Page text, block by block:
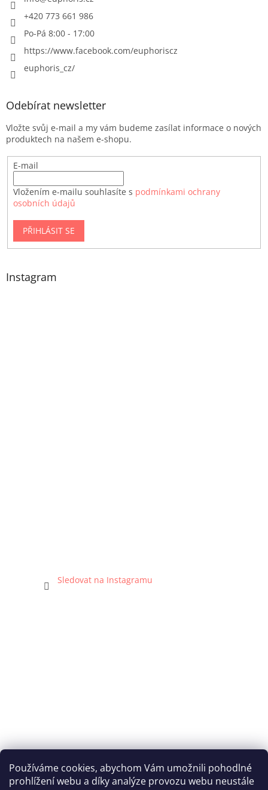
Používáme cookies, abychom Vám umožnili pohodlné
prohlížení webu a díky analýze provozu webu neustále
+420 773 661 986
Po-Pá 8:00 - 17:00
https://www.facebook.com/euphoriscz
euphoris_cz/
Odebírat newsletter
Vložte svůj e-mail a my vám budeme zasílat informace o nových
produktech na našem e-shopu.
E-mail
Vložením e-mailu souhlasíte s podmínkami ochrany
osobních údajů
PŘIHLÁSIT SE
Instagram
Sledovat na Instagramu
Katka Hromasová Foto